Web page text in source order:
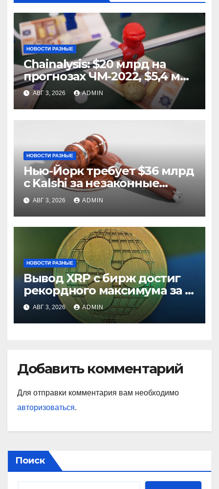
НОВОСТИ РАЗНЫЕ
Chainalysis: $20 млрд на
прогнозах ЧМ-2022, $5,4 млн
из них незаконные
АВГ 3, 2026 ADMIN
НОВОСТИ РАЗНЫЕ
Нью-Йорк требует $36 млрд
с Kalshi за незаконные
ставки
АВГ 3, 2026 ADMIN
НОВОСТИ РАЗНЫЕ
Вывод XRP с бирж достиг
рекордного максимума за 5
летАВГ 3, 2026 ADMIN
Добавить комментарий
Для отправки комментария вам необходимо
авторизоваться.
Поиск